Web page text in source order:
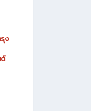
สอบงานเชื่อม